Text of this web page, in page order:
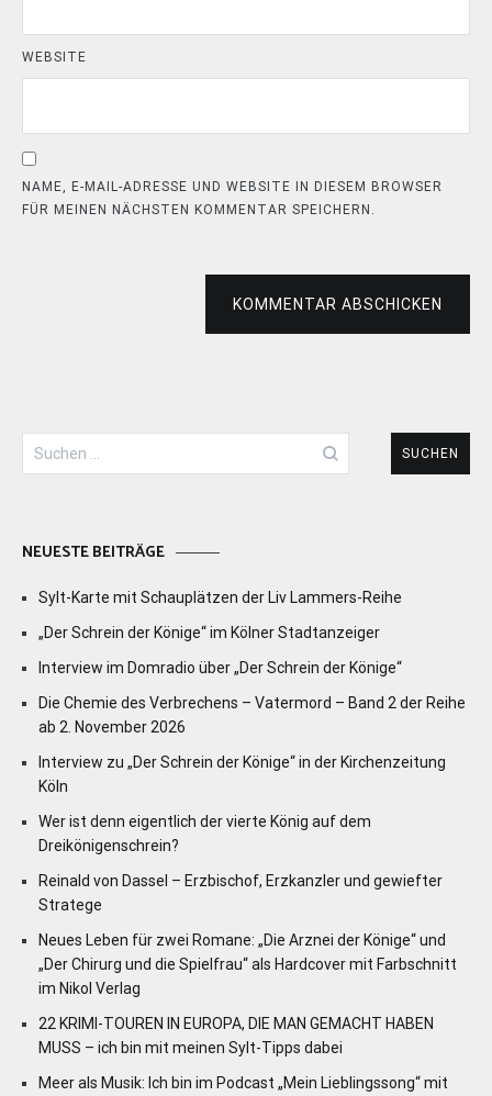
WEBSITE
NAME, E-MAIL-ADRESSE UND WEBSITE IN DIESEM BROWSER
FÜR MEINEN NÄCHSTEN KOMMENTAR SPEICHERN.
KOMMENTAR ABSCHICKEN
Suchen
nach:
NEUESTE BEITRÄGE
Sylt-Karte mit Schauplätzen der Liv Lammers-Reihe
„Der Schrein der Könige“ im Kölner Stadtanzeiger
Interview im Domradio über „Der Schrein der Könige“
Die Chemie des Verbrechens – Vatermord – Band 2 der Reihe
ab 2. November 2026
Interview zu „Der Schrein der Könige“ in der Kirchenzeitung
Köln
Wer ist denn eigentlich der vierte König auf dem
Dreikönigenschrein?
Reinald von Dassel – Erzbischof, Erzkanzler und gewiefter
Stratege
Neues Leben für zwei Romane: „Die Arznei der Könige“ und
„Der Chirurg und die Spielfrau“ als Hardcover mit Farbschnitt
im Nikol Verlag
22 KRIMI-TOUREN IN EUROPA, DIE MAN GEMACHT HABEN
MUSS – ich bin mit meinen Sylt-Tipps dabei
Meer als Musik: Ich bin im Podcast „Mein Lieblingssong“ mit